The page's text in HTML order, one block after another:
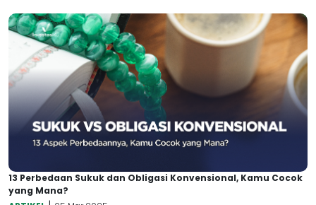
13 Perbedaan Sukuk dan Obligasi Konvensional, Kamu Cocok
yang Mana?